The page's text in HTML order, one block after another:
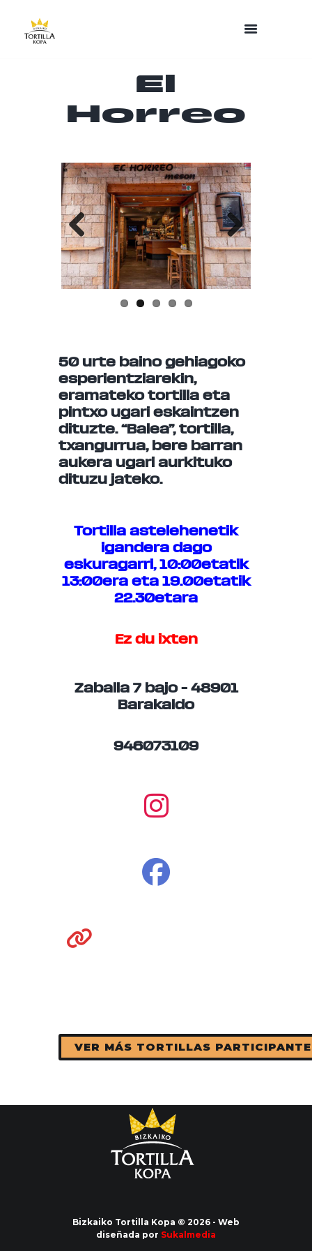
El
Horreo
Previo
us
Next
50 urte baino gehiagoko
esperientziarekin,
eramateko tortilla eta
pintxo ugari eskaintzen
dituzte. “Balea”, tortilla,
txangurrua, bere barran
aukera ugari aurkituko
dituzu jateko.
Tortilla astelehenetik
igandera dago
eskuragarri, 10:00etatik
13:00era eta 19.00etatik
22.30etara
Ez du ixten
Zaballa 7 bajo – 48901
Barakaldo
946073109
VER MÁS TORTILLAS
Bizkaiko Tortilla Kopa © 2026 - Web
diseñada por Sukalmedia